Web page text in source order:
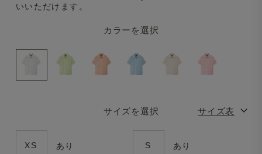
カラーを選択
サイズを選択 サイズ表
XS あり S あり
いいただけます。